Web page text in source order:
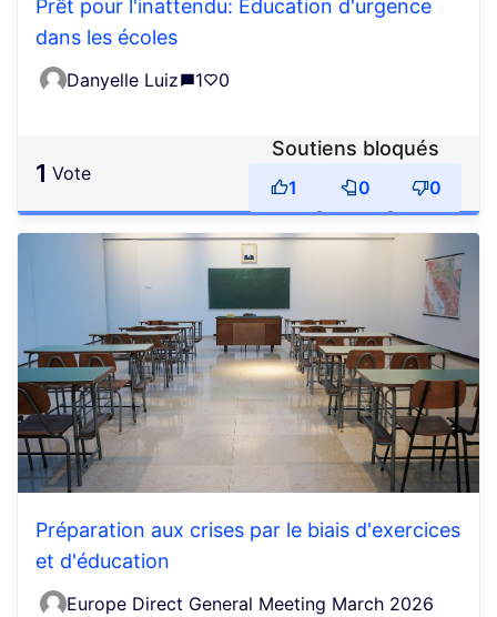
Prêt pour l'inattendu: Éducation d'urgence
dans les écoles
Danyelle Luiz 1 0
1 vote
Soutiens bloqués
1 0 0
Préparation aux crises par le biais d'exercices
et d'éducation
Europe Direct General Meeting March 2026